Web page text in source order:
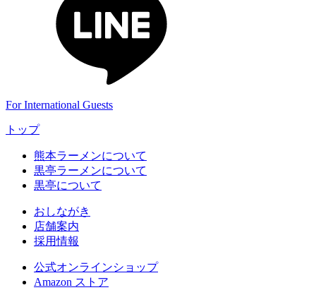
For International Guests
トップ
熊本ラーメンについて
黒亭ラーメンについて
黒亭について
おしながき
店舗案内
採用情報
公式オンラインショップ
Amazon ストア